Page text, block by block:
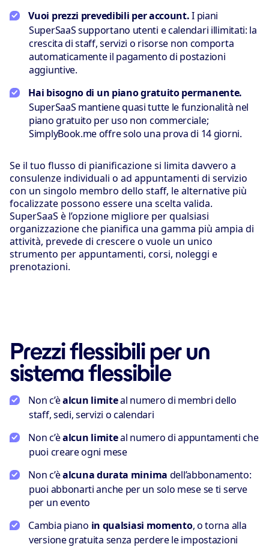
Vuoi prezzi prevedibili per account.I piani
SuperSaaS supportano utenti e calendari illimitati: la
crescita di staff, servizi o risorse non comporta
automaticamente il pagamento di postazioni
aggiuntive.
Hai bisogno di un piano gratuito permanente.
SuperSaaS mantiene quasi tutte le funzionalità nel
piano gratuito per uso non commerciale;
SimplyBook.me offre solo una prova di 14 giorni.
Se il tuo flusso di pianificazione si limita davvero a
consulenze individuali o ad appuntamenti di servizio
con un singolo membro dello staff, le alternative più
focalizzate possono essere una scelta valida.
SuperSaaS è l’opzione migliore per qualsiasi
organizzazione che pianifica una gamma più ampia di
attività, prevede di crescere o vuole un unico
strumento per appuntamenti, corsi, noleggi e
prenotazioni.
Prezzi flessibili per un
sistema flessibile
Non c’èalcun limiteal numero di membri dello
staff, sedi, servizi o calendari
Non c’èalcun limiteal numero di appuntamenti che
puoi creare ogni mese
Non c’èalcuna durata minima dell’abbonamento:
puoi abbonarti anche per un solo mese se ti serve
per un evento
Cambia piano in qualsiasi momento, o torna alla
versione gratuita senza perdere le impostazioni